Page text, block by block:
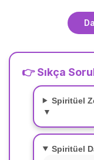
👉 Sıkça
Spiritüel
▼
Spiritüel